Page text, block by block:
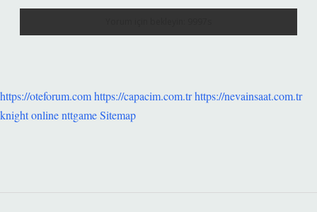
https://oteforum.comhttps://capacim.com.trhttps://nevainsaat.com.tr
knight onlinenttgameSitemap